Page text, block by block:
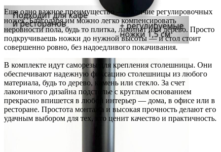
Еще одно важное преимущество — наличие регулировочных
ножек. Благодаря им можно легко компенсировать
неровности пола, будь то плитка, ламинат или дерево. Просто
подкручиваешь ножки до нужной высоты — и стол стоит
совершенно ровно, без надоедливого покачивания.
В комплекте идут саморезы для крепления столешницы. Они
обеспечивают надежную фиксацию столешницы из любого
материала, будь то дерево, камень или стекло. За счет
лаконичного дизайна подстолье с круглым основанием
прекрасно впишется в любой интерьер — дома, в офисе или в
ресторане. Простота монтажа и высокая прочность делают его
удачным выбором для тех, кто ценит качество и практичность.